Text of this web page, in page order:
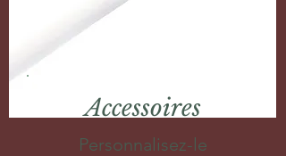
Accessoires
Personnalisez-le